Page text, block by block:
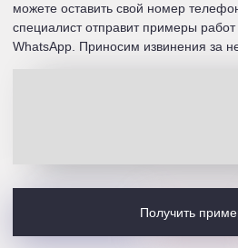
можете оставить свой номер
специалист отправит примеры
WhatsApp. Приносим извинения за
Получить